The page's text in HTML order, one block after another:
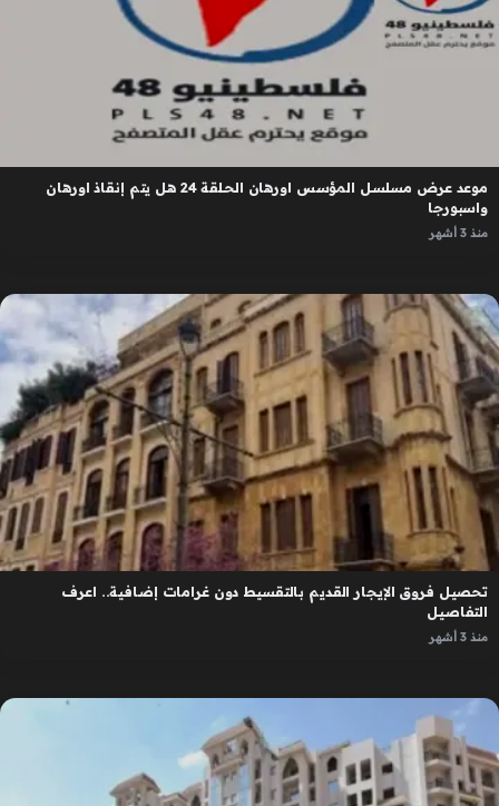
موعد عرض مسلسل المؤسس اورهان الحلقة 24 هل يتم إنقاذ اورهان
واسبورجا
منذ 3 أشهر
تحصيل فروق الإيجار القديم بالتقسيط دون غرامات إضافية.. اعرف
التفاصيل
منذ 3 أشهر